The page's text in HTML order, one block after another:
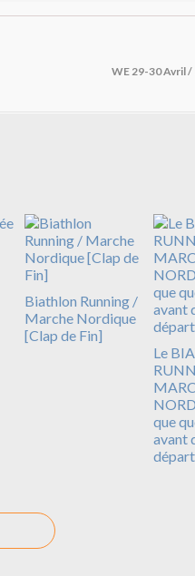
WE 29-30 Avril /
Biathlon Running /
Marche Nordique
[Clap de Fin]
Le
que
avant
départ